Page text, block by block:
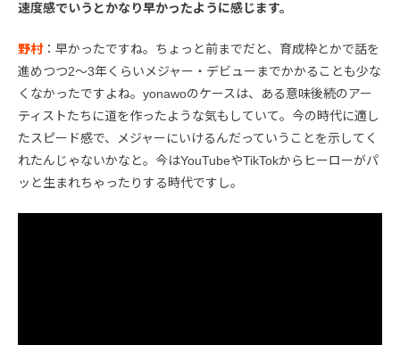
速度感でいうとかなり早かったように感じます。
野村：早かったですね。ちょっと前までだと、育成枠とかで話を
進めつつ2〜3年くらいメジャー・デビューまでかかることも少な
くなかったですよね。yonawoのケースは、ある意味後続のアー
ティストたちに道を作ったような気もしていて。今の時代に適し
たスピード感で、メジャーにいけるんだっていうことを示してく
れたんじゃないかなと。今はYouTubeやTikTokからヒーローがパ
ッと生まれちゃったりする時代ですし。